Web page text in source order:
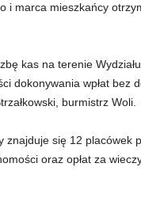
i marca mieszkańcy
kas na terenie
dokonywania wpłat bez
burmistrz Woli.
znajduje się 12 placówek
oraz opłat za